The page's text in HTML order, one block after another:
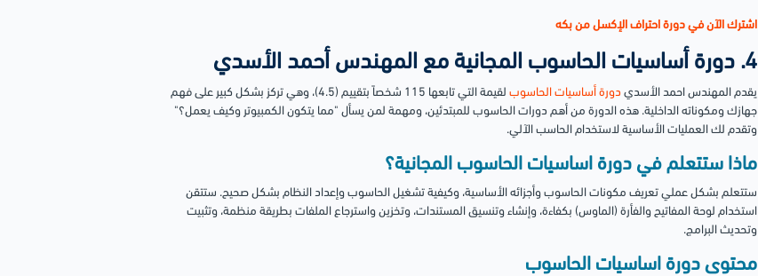
اشترك الآن في دورة احتراف الإكسل من بكه
4. دورة أساسيات الحاسوب المجانية مع المهندس أحمد الأسدي
يقدم المهندس احمد الأسدي دورة أساسيات الحاسوب
لقيمة التي تابعها 115 شخصاً بتقييم (4.5)، وهي تركز بشكل كبير على فهم
جهازك ومكوناته الداخلية. هذه الدورة من أهم دورات الحاسوب للمبتدئين، ومهمة لمن يسأل "مما يتكون الكمبيوتر وكيف يعمل؟"
وتقدم لك العمليات الأساسية لاستخدام الحاسب الآلي.
ماذا ستتعلم في دورة اساسيات الحاسوب المجانية؟
ستتعلم بشكل عملي تعريف مكونات الحاسوب وأجزائه الأساسية، وكيفية تشغيل الحاسوب وإعداد النظام بشكل صحيح. ستتقن
استخدام لوحة المفاتيح والفأرة (الماوس) بكفاءة، وإنشاء وتنسيق المستندات، وتخزين واسترجاع الملفات بطريقة منظمة، وتثبيت
وتحديث البرامج.
محتوى دورة اساسيات الحاسوب